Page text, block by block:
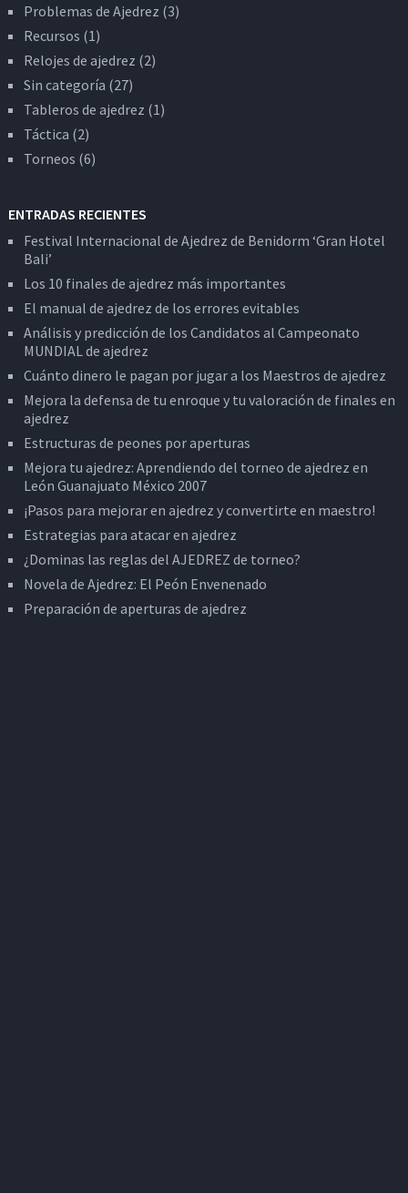
Problemas de Ajedrez (3)
Recursos (1)
Relojes de ajedrez (2)
Sin categoría (27)
Tableros de ajedrez (1)
Táctica (2)
Torneos (6)
ENTRADAS RECIENTES
Festival Internacional de Ajedrez de Benidorm ‘Gran Hotel
Bali’
Los 10 finales de ajedrez más importantes
El manual de ajedrez de los errores evitables
Análisis y predicción de los Candidatos al Campeonato
MUNDIAL de ajedrez
Cuánto dinero le pagan por jugar a los Maestros de ajedrez
Mejora la defensa de tu enroque y tu valoración de finales en
ajedrez
Estructuras de peones por aperturas
Mejora tu ajedrez: Aprendiendo del torneo de ajedrez en
León Guanajuato México 2007
¡Pasos para mejorar en ajedrez y convertirte en maestro!
Estrategias para atacar en ajedrez
¿Dominas las reglas del AJEDREZ de torneo?
Novela de Ajedrez: El Peón Envenenado
Preparación de aperturas de ajedrez